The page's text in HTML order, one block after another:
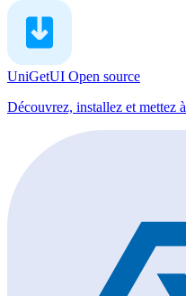
UniGetUI Open source
Découvrez, installez et mettez